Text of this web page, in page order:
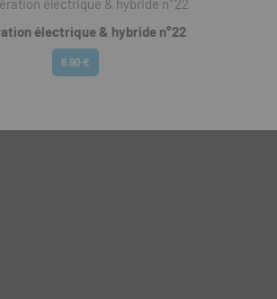
électrique & hybride n°22
6.90 €